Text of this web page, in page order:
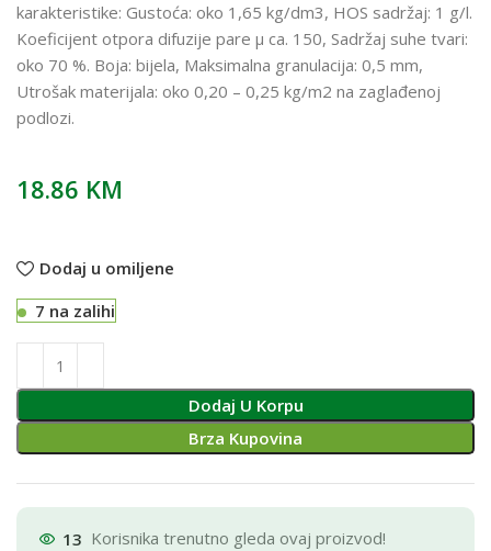
karakteristike: Gustoća: oko 1,65 kg/dm3, HOS sadržaj: 1 g/l.
Koeficijent otpora difuzije pare µ ca. 150, Sadržaj suhe tvari:
oko 70 %. Boja: bijela, Maksimalna granulacija: 0,5 mm,
Utrošak materijala: oko 0,20 – 0,25 kg/m2 na zaglađenoj
podlozi.
18.86 KM
Dodaj u omiljene
7 na zalihi
Dodaj U Korpu
Brza Kupovina
13 Korisnika trenutno gleda ovaj proizvod!